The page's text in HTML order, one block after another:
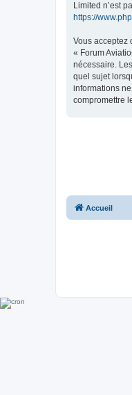
Limited n’est
https://
Vous acceptez
« Forum
nécessaire.
quel sujet
informations
compromettre
Accueil